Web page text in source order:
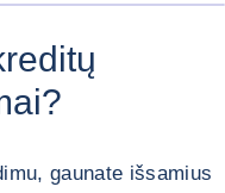
gaunate išsamius